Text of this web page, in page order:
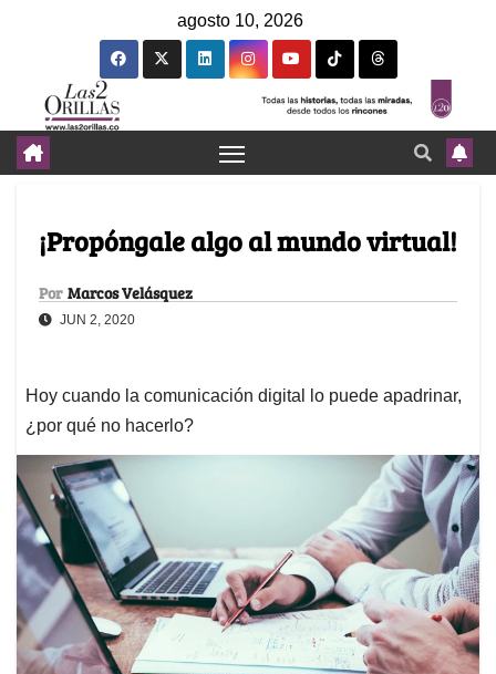
agosto 10, 2026
¡Propóngale algo al mundo virtual!
Por Marcos Velásquez
JUN 2, 2020
Hoy cuando la comunicación digital lo puede apadrinar,
¿por qué no hacerlo?